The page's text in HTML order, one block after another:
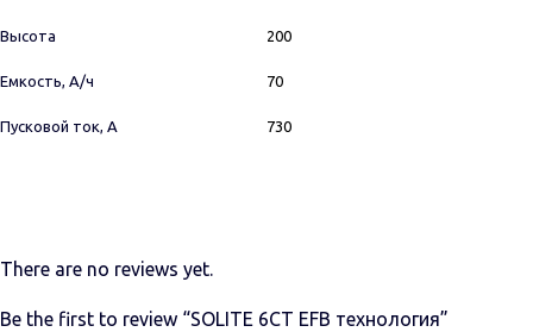
Высота 200
Емкость, А/ч 70
Пусковой ток, А 730
There are no reviews yet.
Be the first to review “SOLITE 6СТ EFB технология”